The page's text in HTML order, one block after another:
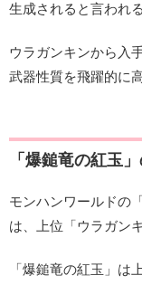
生成されると言われ
ウラガンキンから入
武器性質を飛躍的に
「爆鎚竜の紅玉
モンハンワールドの
は、上位「ウラガン
「爆鎚竜の紅玉」は